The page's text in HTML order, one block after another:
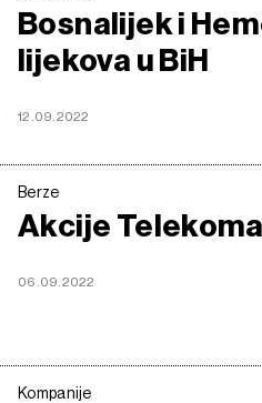
Bosnalijek i
lijekova u BiH
12.09.2022
Berze
Akcije
06.09.2022
Kompanije